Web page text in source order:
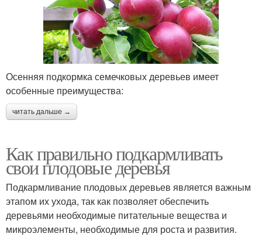
Осенняя подкормка семечковых деревьев имеет
особенные преимущества:
читать дальше →
Как правильно подкармливать
свои плодовые деревья
Подкармливание плодовых деревьев является важным
этапом их ухода, так как позволяет обеспечить
деревьями необходимые питательные вещества и
микроэлементы, необходимые для роста и развития.